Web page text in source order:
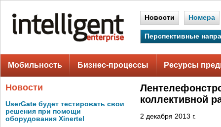
Новости Номера
Перспективные
Мобильность Бизнес-процессы Ресурсы
Новости
UserGate будет тестировать свои
решения при помощи
оборудования Xinertel
коллективной
2 декабря 2013 г.